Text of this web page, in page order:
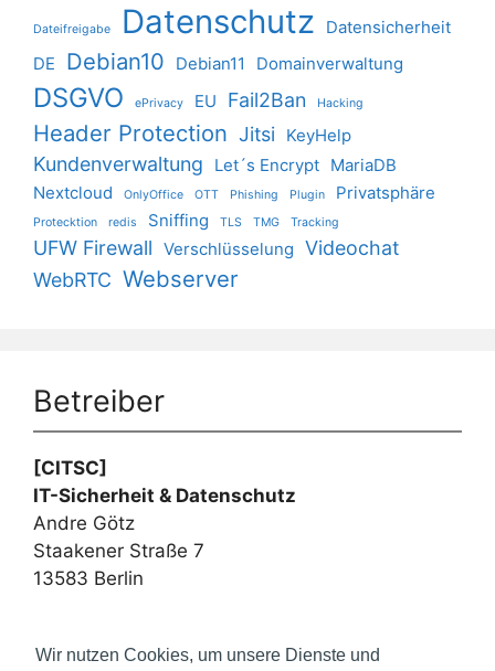
Dateifreigabe Datenschutz
Datensicherheit
DE
Debian10 Debian11 Domainverwaltung
DSGVO ePrivacy EU Fail2Ban Hacking
Header Protection Jitsi KeyHelp
Kundenverwaltung Let´s Encrypt MariaDB
Nextcloud
OnlyOffice OTT Phishing Plugin Privatsphäre
Protecktion redis Sniffing TLS TMG Tracking
UFW Firewall Verschlüsselung Videochat
WebRTC Webserver
Betreiber
[CITSC]
IT-Sicherheit & Datenschutz
Andre Götz
Staakener Straße 7
13583 Berlin
Webseiten
Wir nutzen Cookies, um unsere Dienste und